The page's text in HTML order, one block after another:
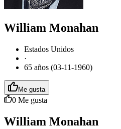
William Monahan
Estados Unidos
·
65 años (03-11-1960)
Me gusta
0 Me gusta
William Monahan